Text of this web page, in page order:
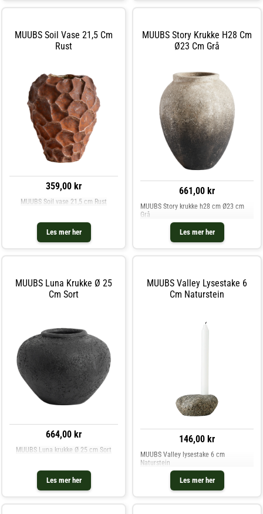
MUUBS Soil Vase 21,5 Cm
Rust
359,00 kr
Les mer her
MUUBS Soil vase 21,5 cm Rust
MUUBS Story Krukke H28 Cm
Ø23 Cm Grå
661,00 kr
Les mer her
MUUBS Story krukke h28 cm Ø23 cm
Grå
MUUBS Luna Krukke Ø 25
Cm Sort
664,00 kr
Les mer her
MUUBS Luna krukke Ø 25 cm Sort
MUUBS Valley Lysestake 6
Cm Naturstein
146,00 kr
Les mer her
MUUBS Valley lysestake 6 cm
Naturstein